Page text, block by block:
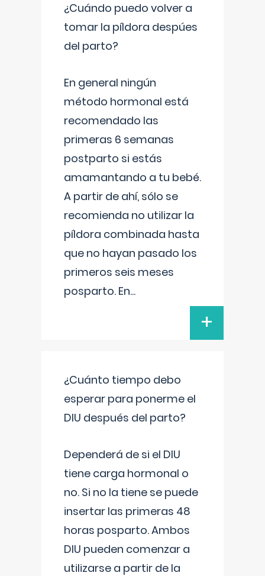
¿Cuándo puedo volver a
tomar la píldora despúes
del parto?
En general ningún
método hormonal está
recomendado las
primeras 6 semanas
postparto si estás
amamantando a tu bebé.
A partir de ahí, sólo se
recomienda no utilizar la
píldora combinada hasta
que no hayan pasado los
primeros seis meses
posparto. En...
+
¿Cuánto tiempo debo
esperar para ponerme el
DIU después del parto?
Dependerá de si el DIU
tiene carga hormonal o
no. Si no la tiene se puede
insertar las primeras 48
horas posparto. Ambos
DIU pueden comenzar a
utilizarse a partir de la